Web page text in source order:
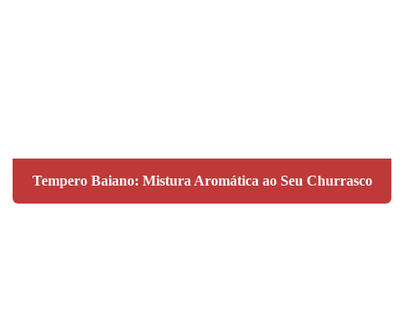
Tempero Baiano: Mistura Aromática ao Seu Churrasco